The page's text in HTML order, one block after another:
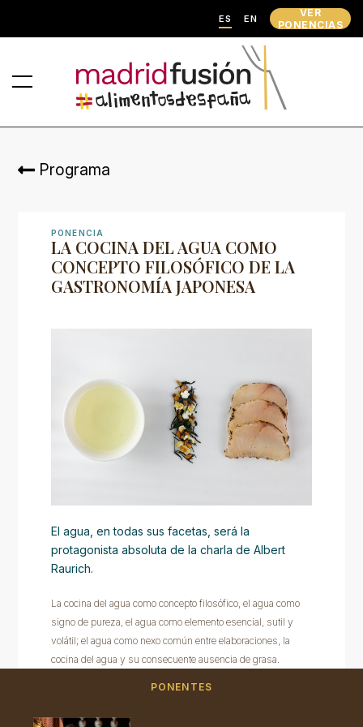
ES EN
VER
PONENCIAS
Programa
PONENCIA
LA COCINA DEL AGUA COMO
CONCEPTO FILOSÓFICO DE LA
GASTRONOMÍA JAPONESA
El agua, en todas sus facetas, será la
protagonista absoluta de la charla de Albert
Raurich.
La cocina del agua como concepto filosófico, el agua como
signo de pureza, el agua como elemento esencial, sutil y
volátil; el agua como nexo común entre elaboraciones, la
cocina del agua y su consecuente ausencia de grasa.
PONENTES